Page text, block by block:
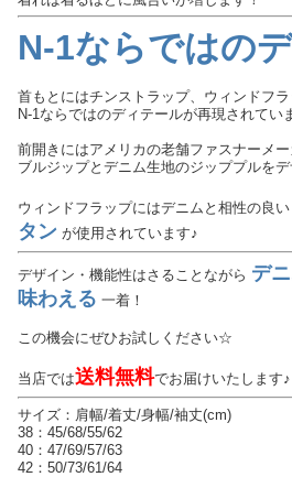
N-1ならではの
首もとにはチンストラップ、ウィンドフラ
N-1ならではのディテールが再現されてい
前開きにはアメリカの老舗ファスナーメ
ブルジップとデニム生地のジッププルを
ウィンドフラップにはデニムと相性の良い
タン が使用されています♪
デザイン・機能性はさることながら デ
味わえる 一着！
この機会にぜひお試しください☆
当店では送料無料でお届けいたします♪
サイズ：肩幅/着丈/身幅/袖丈(cm)
38：45/68/55/62
40：47/69/57/63
42：50/73/61/64